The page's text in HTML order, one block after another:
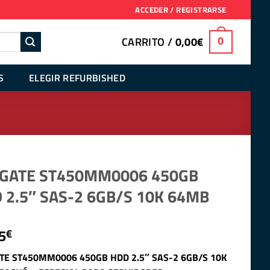
ACCEDER / REGISTRARSE
CARRITO /0,00€ 0
ELEGIR REFURBISHED
ST450MM0006 450GB
2.5″ SAS-2 6GB/S 10K 64MB
€
ST450MM0006 450GB HDD 2.5″ SAS-2 6GB/S 10K